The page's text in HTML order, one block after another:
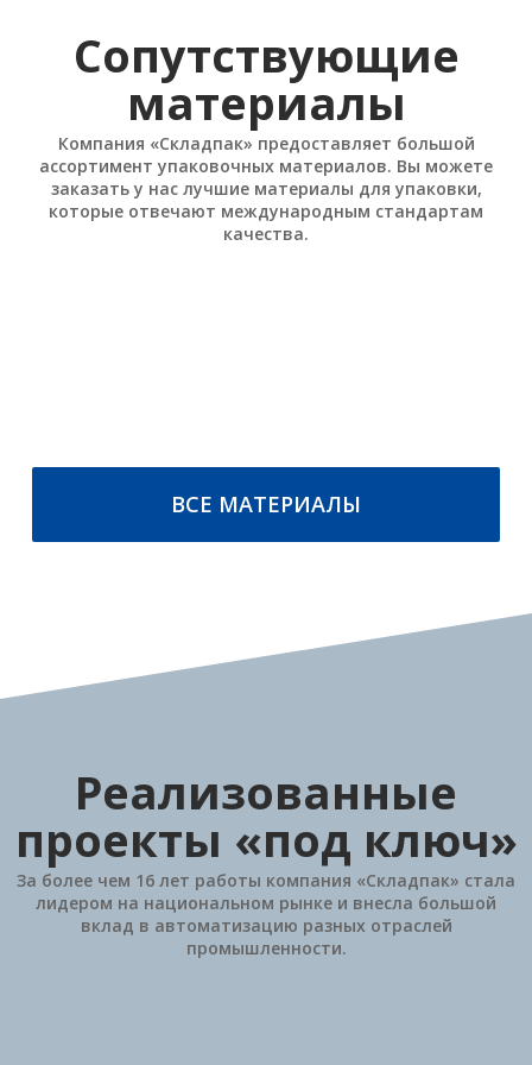
Сопутствующие
материалы
Компания «Складпак» предоставляет большой
ассортимент упаковочных материалов. Вы можете
заказать у нас лучшие материалы для упаковки,
которые отвечают международным стандартам
качества.
ПОДРОБНЕЕ ПОДРОБНЕЕ
ВСЕ МАТЕРИАЛЫ
Реализованные
проекты «под ключ»
За более чем 16 лет работы компания «Складпак» стала
лидером на национальном рынке и внесла большой
вклад в автоматизацию разных отраслей
промышленности.